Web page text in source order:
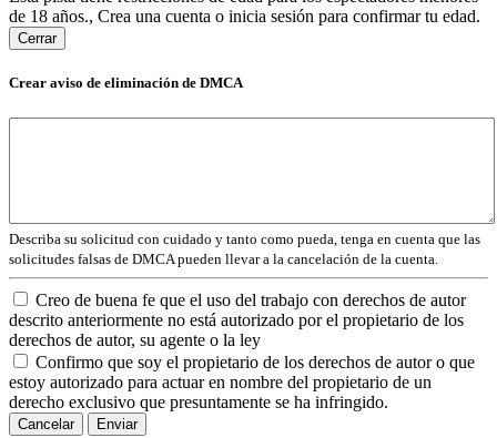
de 18 años., Crea una cuenta o inicia sesión para confirmar tu edad.
Cerrar
Crear aviso de eliminación de DMCA
Describa su solicitud con cuidado y tanto como pueda, tenga en cuenta que las
solicitudes falsas de DMCA pueden llevar a la cancelación de la cuenta.
Creo de buena fe que el uso del trabajo con derechos de autor
descrito anteriormente no está autorizado por el propietario de los
derechos de autor, su agente o la ley
Confirmo que soy el propietario de los derechos de autor o que
estoy autorizado para actuar en nombre del propietario de un
derecho exclusivo que presuntamente se ha infringido.
Cancelar Enviar